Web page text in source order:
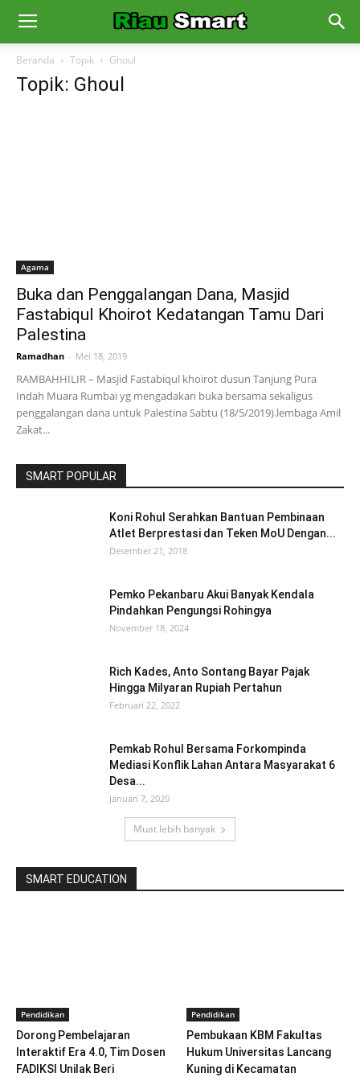
Beranda Topik Ghoul
Topik: Ghoul
Agama
Buka dan Penggalangan Dana, Masjid
Fastabiqul Khoirot Kedatangan Tamu Dari
Palestina
Ramadhan - Mei 18, 2019
RAMBAHHILIR – Masjid Fastabiqul khoirot dusun Tanjung Pura
Indah Muara Rumbai yg mengadakan buka bersama sekaligus
penggalangan dana untuk Palestina Sabtu (18/5/2019).lembaga Amil
Zakat...
SMART POPULAR
Koni Rohul Serahkan Bantuan Pembinaan
Atlet Berprestasi dan Teken MoU Dengan...
Desember 21, 2018
Pemko Pekanbaru Akui Banyak Kendala
Pindahkan Pengungsi Rohingya
November 18, 2024
Rich Kades, Anto Sontang Bayar Pajak
Hingga Milyaran Rupiah Pertahun
Februari 22, 2022
Pemkab Rohul Bersama Forkompinda
Mediasi Konflik Lahan Antara Masyarakat 6
Desa...
Januari 7, 2020
Muat lebih banyak
SMART EDUCATION
Pendidikan
Dorong Pembelajaran
Interaktif Era 4.0, Tim Dosen
FADIKSI Unilak Beri
Pendidikan
Pembukaan KBM Fakultas
Hukum Universitas Lancang
Kuning di Kecamatan